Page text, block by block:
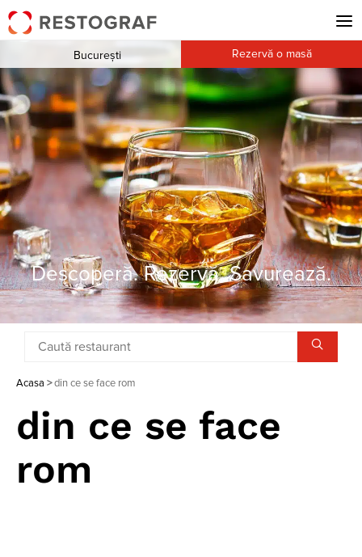
Descoperă. Rezervă. Savurează.
București Rezervă o masă
Acasa >din ce se face rom
din ce se face
rom